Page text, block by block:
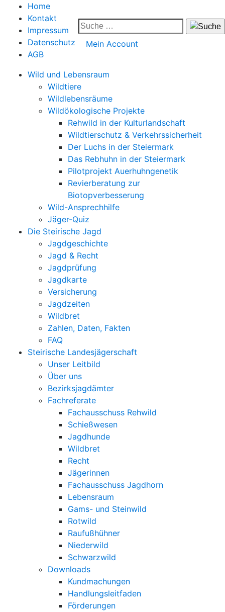
Home
Kontakt
Impressum
Datenschutz
AGB
Mein Account
Wild und Lebensraum
Wildtiere
Wildlebensräume
Wildökologische Projekte
Rehwild in der Kulturlandschaft
Wildtierschutz & Verkehrssicherheit
Der Luchs in der Steiermark
Das Rebhuhn in der Steiermark
Pilotprojekt Auerhuhngenetik
Revierberatung zur
Biotopverbesserung
Wild-Ansprechhilfe
Jäger-Quiz
Die Steirische Jagd
Jagdgeschichte
Jagd & Recht
Jagdprüfung
Jagdkarte
Versicherung
Jagdzeiten
Wildbret
Zahlen, Daten, Fakten
FAQ
Steirische Landesjägerschaft
Unser Leitbild
Über uns
Bezirksjagdämter
Fachreferate
Fachausschuss Rehwild
Schießwesen
Jagdhunde
Wildbret
Recht
Jägerinnen
Fachausschuss Jagdhorn
Lebensraum
Gams- und Steinwild
Rotwild
Raufußhühner
Niederwild
Schwarzwild
Downloads
Kundmachungen
Handlungsleitfaden
Förderungen